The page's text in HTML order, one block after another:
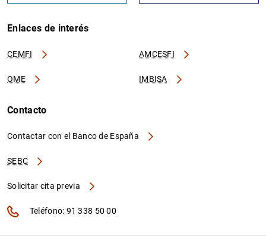
Enlaces de interés
CEMFI AMCESFI
OME IMBISA
Contacto
Contactar con el Banco de España
SEBC
Solicitar cita previa
Teléfono: 91 338 50 00